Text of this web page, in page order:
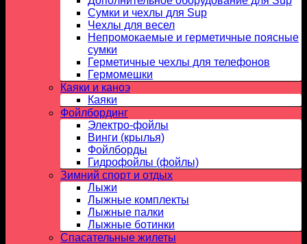
Сумки и чехлы для Sup
Чехлы для весел
Непромокаемые и герметичные поясные
сумки
Герметичные чехлы для телефонов
Гермомешки
Каяки и каноэ
Каяки
Фойлбординг
Электро-фойлы
Винги (крылья)
Фойлборды
Гидрофойлы (фойлы)
Зимний спорт и отдых
Лыжи
Лыжные комплекты
Лыжные палки
Лыжные ботинки
Спасательные жилеты